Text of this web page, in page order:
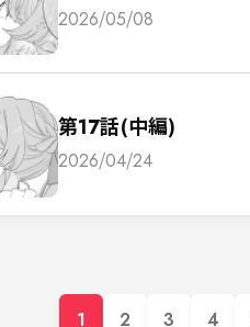
2026/05/08
第17話(中編)
2026/04/24
1 2 3 4